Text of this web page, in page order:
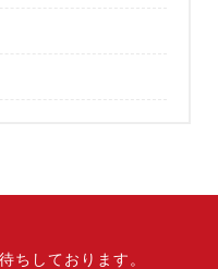
ちしております。